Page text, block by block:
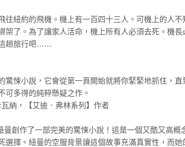
往紐約的飛機。機上有一百四十三人。可機上的人不
架了。為了讓家人活命，機上所有人必須去死。機
趟旅行吧……
驚悚小說，它會從第一頁開始就將你緊緊地抓住，
可多得的純粹懸疑之作。
納，【艾迪．弗林系列】作者
曼創作了一部完美的驚悚小說！這是一個又酷又高
選擇。紐曼的空服背景讓這個故事充滿真實性，而